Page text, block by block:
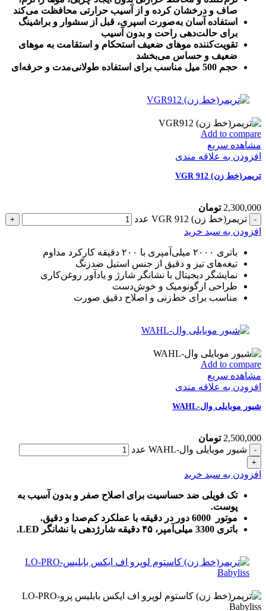
صاف و درخشان کرده و از آسیب حرارتی محافظت می‌کند
استفاده آسان به‌صورت اسپری، قبل از سشوار و براشینگ
برای حالت‌دهی راحت و بدون آسیب
تقویت‌کننده موهای ضعیف استحکام و استقامت به موهای
ضعیف و حساس می‌بخشد
حجم 500 میل مناسب برای استفاده طولانی‌مدت و حرفه‌ای
Add to compare
مشاهده سریع
افزودن به علاقه مندی
تریمر(خط زن) VGR 912
2,300,000 تومان
تریمر(خط زن) VGR 912 عدد
افزودن به سبد خرید
باتری ۲۰۰۰ میلی‌آمپری با ۲۰۰ دقیقه کارکرد مداوم
تیغه‌های تیز و دقیق از جنس استیل ضدزنگ
نمایشگر دیجیتال با نشانگر شارژ و یادآور روغن‌کاری
طراحی ارگونومیک و خوش‌دست
مناسب برای خط‌زنی و اصلاح دقیق صورت
Add to compare
مشاهده سریع
افزودن به علاقه مندی
شیور موبایلی وال-WAHL
2,500,000 تومان
شیور موبایلی وال-WAHL عدد
افزودن به سبد خرید
تک فویلی ضد حساسیت برای اصلاح صفر و بدون آسیب به
پوست.
موتور 6000 دور در دقیقه با عملکرد کم‌صدا و دقیق.
باتری 3300 میلی‌آمپر، ۴۵ دقیقه شارژدهی با نشانگر LED.